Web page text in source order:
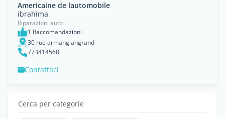
Americaine de lautomobile
ibrahima
Riparazioni auto
1 Raccomandazioni
30 rue armang angrand
773414568
Contattaci
Cerca per categorie